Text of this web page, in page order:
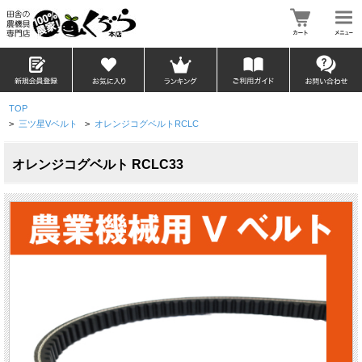
TOP
> 三ツ星Vベルト > オレンジコグベルトRCLC
オレンジコグベルト RCLC33